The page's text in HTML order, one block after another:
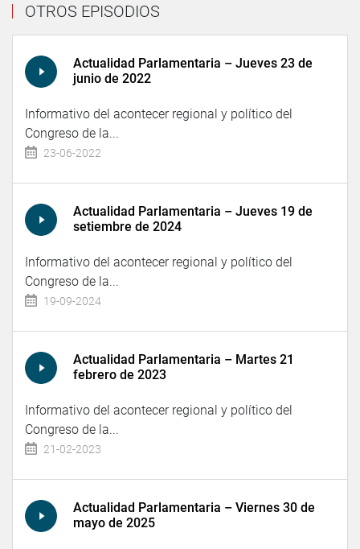
OTROS EPISODIOS
Actualidad Parlamentaria – Jueves 23 de
junio de 2022
Informativo del acontecer regional y político del
Congreso de la...
23-06-2022
Actualidad Parlamentaria – Jueves 19 de
setiembre de 2024
Informativo del acontecer regional y político del
Congreso de la...
19-09-2024
Actualidad Parlamentaria – Martes 21
febrero de 2023
Informativo del acontecer regional y político del
Congreso de la...
21-02-2023
Actualidad Parlamentaria – Viernes 30 de
mayo de 2025